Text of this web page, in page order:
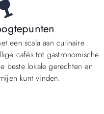
een scala aan culinaire
cafés tot gastronomische
beste lokale gerechten en
kunt vinden.